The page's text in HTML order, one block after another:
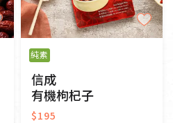
純素
信成
有機枸杞子
$195